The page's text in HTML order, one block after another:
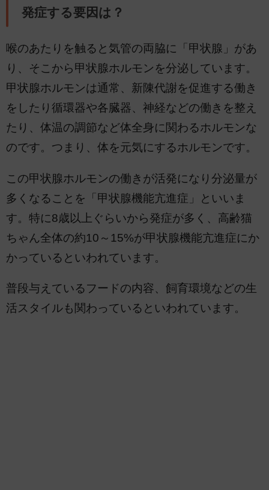
発症する要因は？
喉のあたりを触ると気管の両脇に「甲状腺」があ
り、そこから甲状腺ホルモンを分泌しています。
甲状腺ホルモンは通常、新陳代謝を促進する働き
をしたり循環器や各臓器、神経などの働きを整え
たり、体温の調節など体全身に関わるホルモンな
のです。つまり、体を元気にするホルモンです。
この甲状腺ホルモンの働きが活発になり分泌量が
多くなることを「甲状腺機能亢進症」といいま
す。特に8歳以上ぐらいから発症が多く、高齢猫
ちゃん全体の約10～15%が甲状腺機能亢進症にか
かっているといわれています。
普段与えているフードの内容、飼育環境などの生
活スタイルも関わっているといわれています。